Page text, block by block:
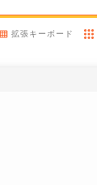
拡張キーボード